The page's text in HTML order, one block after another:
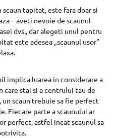
tapitat, este fara doar si
– aveti nevoie de scaunul
dvs., dar alegeti unul pentru
este adesea „scaunul usor”
implica luarea in considerare a
stai si a centrului tau de
scaun trebuie sa fie perfect
Fiecare parte a scaunului ar
perfect, astfel incat scaunul sa